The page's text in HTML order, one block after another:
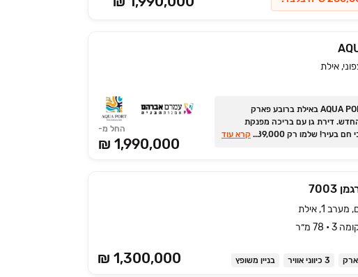
אילת
פרויקט AQUA PORT באילת ברובע פארק
דירת גן עם בריכה מפנקת
במיקום הכי חם בעיר! שלמו רק 189,000 ₪ ... קרא עוד
החל מ-
1,990,000 ₪
₪ 1,300,000
1, אילת
3 כיווני אוויר בניין משופץ